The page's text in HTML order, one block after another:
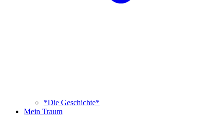
*Die Geschichte*
Mein Traum